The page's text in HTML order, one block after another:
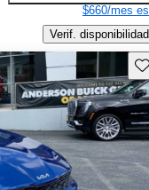
$660/mes
Verif. disponibilidad